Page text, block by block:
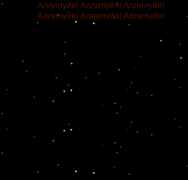
Аллилуйя! Аллилуйя! Аллилуйя!
Аллилуйя! Аллилуйя! Аллилуйя!